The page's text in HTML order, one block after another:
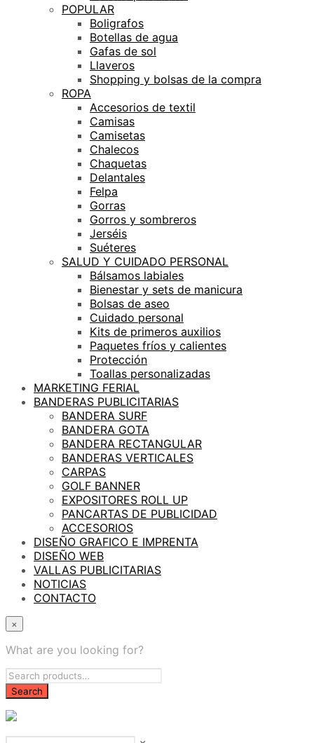
POPULAR
Boligrafos
Botellas de agua
Gafas de sol
Llaveros
Shopping y bolsas de la compra
ROPA
Accesorios de textil
Camisas
Camisetas
Chalecos
Chaquetas
Delantales
Felpa
Gorras
Gorros y sombreros
Jerséis
Suéteres
SALUD Y CUIDADO PERSONAL
Bálsamos labiales
Bienestar y sets de manicura
Bolsas de aseo
Cuidado personal
Kits de primeros auxilios
Paquetes fríos y calientes
Protección
Toallas personalizadas
MARKETING FERIAL
BANDERAS PUBLICITARIAS
BANDERA SURF
BANDERA GOTA
BANDERA RECTANGULAR
BANDERAS VERTICALES
CARPAS
GOLF BANNER
EXPOSITORES ROLL UP
PANCARTAS DE PUBLICIDAD
ACCESORIOS
DISEÑO GRAFICO E IMPRENTA
DISEÑO WEB
VALLAS PUBLICITARIAS
NOTICIAS
CONTACTO
×
What are you looking for?